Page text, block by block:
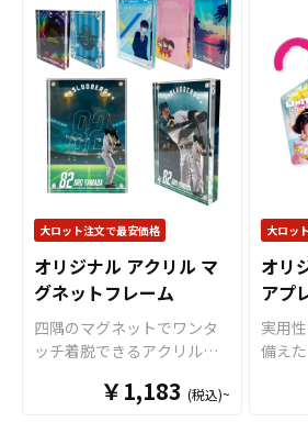
シュで持ち運びやすい形状
が魅力的なオリジナルのア
クリルスライドミラーは、
鏡面を保護するアクリル製
のスライドカバーにオリジ
ナルのデザインを印刷する
ことができます。透明感と
立体感がデザインを引き立
て、写真やイラスト、ロゴ
などを美しく見せてくれま
す。 形状は丸型・角型の2種
類から選択可能で、用途や
好みに応じたカスタマイズ
が可能です。 短納期・小ロ
ットでの対応も可能ですの
でご不明点がありましたら
お気軽にご相談ください。
真や
色で
圧着
刷で
全面
スト
てエ
リア
ンで
会社
材を
な販
キャ
ルテ
ろん
大ロット注文で最安価格
オリジナル アクリル マ
グネットフレーム
四隅のマグネットでワンタ
ッチ着脱できるアクリルマ
好きな写真やイラストを簡
￥1,183 (税込)~
大ロッ
オリ
アプ
実用
備え
いた